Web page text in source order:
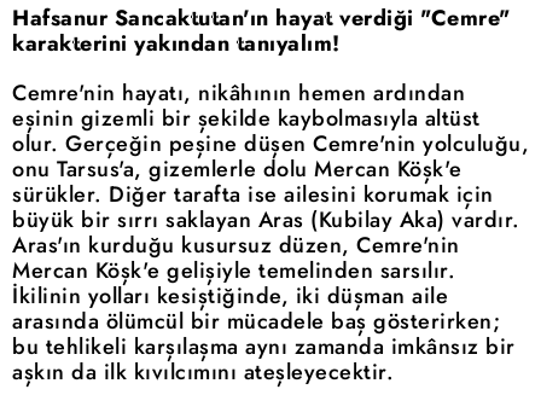
Hafsanur Sancaktutan'ın hayat verdiği "Cemre"
karakterini yakından tanıyalım!
Cemre'nin hayatı, nikâhının hemen ardından
eşinin gizemli bir şekilde kaybolmasıyla altüst
olur. Gerçeğin peşine düşen Cemre'nin yolculuğu,
onu Tarsus'a, gizemlerle dolu Mercan Köşk'e
sürükler. Diğer tarafta ise ailesini korumak için
büyük bir sırrı saklayan Aras (Kubilay Aka) vardır.
Aras'ın kurduğu kusursuz düzen, Cemre'nin
Mercan Köşk'e gelişiyle temelinden sarsılır.
İkilinin yolları kesiştiğinde, iki düşman aile
arasında ölümcül bir mücadele baş gösterirken;
bu tehlikeli karşılaşma aynı zamanda imkânsız bir
aşkın da ilk kıvılcımını ateşleyecektir.